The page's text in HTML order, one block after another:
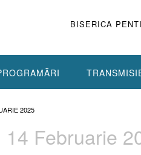
BISERICA
2025
14 Februarie